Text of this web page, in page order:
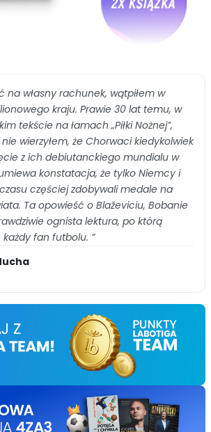
na własny rachunek, wątpiłem w
kraju. Prawie 30 lat temu, w
tekście na łamach „Piłki Nożnej”,
wierzyłem, że Chorwaci kiedykolwiek
z ich debiutanckiego mundialu w
konstatacja, że tylko Niemcy i
częściej zdobywali medale na
Ta opowieść o Blaževiciu, Bobanie
ognista lektura, po którą
fan futbolu. ”